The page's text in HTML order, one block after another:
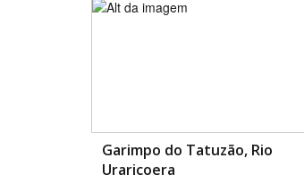
Garimpo do Tatuzão, Rio
Uraricoera